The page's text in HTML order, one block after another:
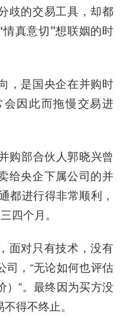
歧的交易工具，却都
真意切”想联姻的时
，是国央企在并购时
因此而拖慢交易进
购部合伙人郭晓兴曾
给央企下属公司的并
都进行得非常顺利，
四个月。
面对只有技术，没有
司，“无论如何也评估
）”。最终因为买方没
得不终止。